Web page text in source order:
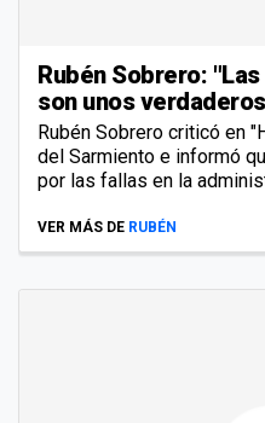
Rubén Sobrero:
son unos
Rubén Sobrero criticó en
del Sarmiento e informó
por las fallas en la
VER MÁS DE RUBÉN